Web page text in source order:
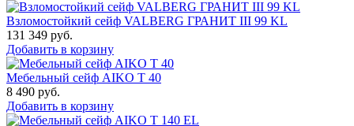
Взломостойкий сейф VALBERG ГРАНИТ III 99 KL
131 349 руб.
Добавить в корзину
Мебельный сейф AIKO Т 40
8 490 руб.
Добавить в корзину